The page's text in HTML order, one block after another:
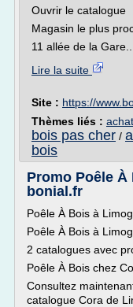
Ouvrir le catalogue
Magasin le plus
11 allée de la Gare...
Lire la suite
Site : https://
Thèmes liés :
bois pas cher /
bois
Promo Poêle
bonial.fr
Poêle À Bois à
Poêle À Bois à
2 catalogues avec
Poêle À Bois chez
Consultez
catalogue Cora de